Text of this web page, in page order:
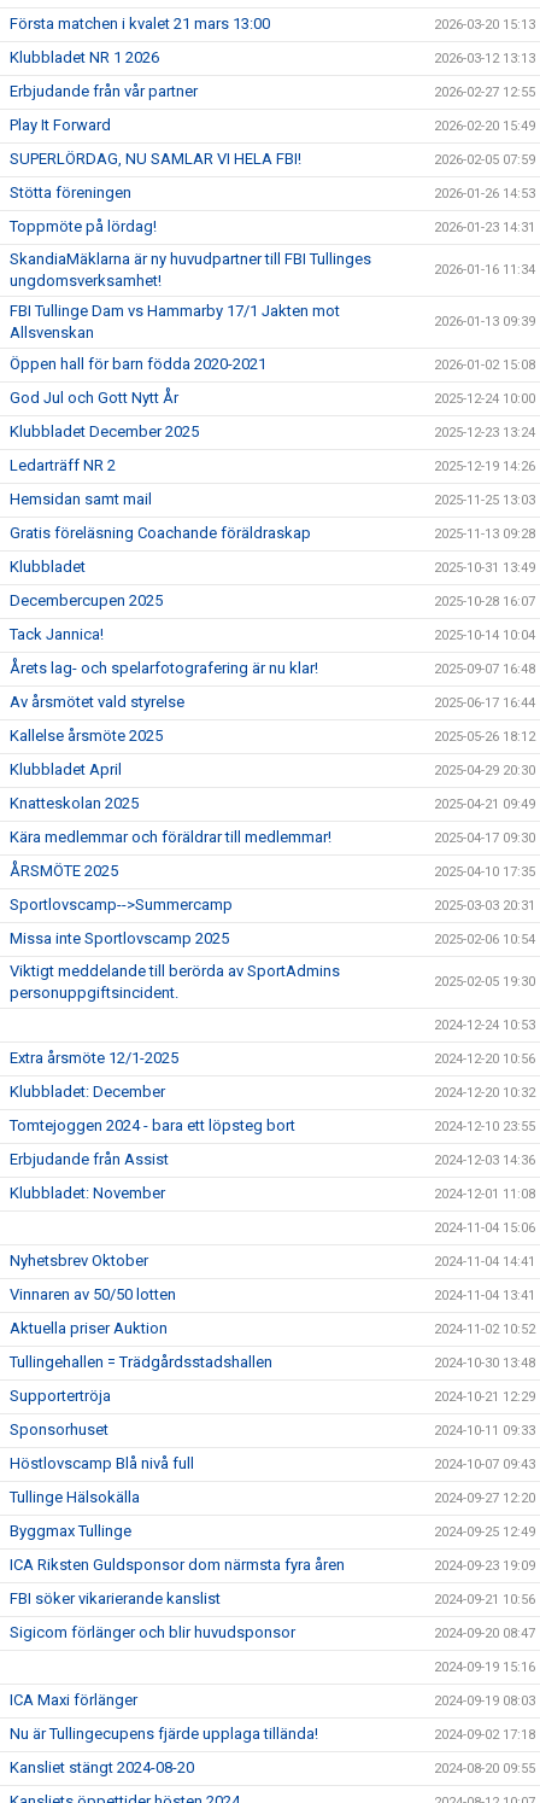
Första matchen i kvalet 21 mars 13:00 2026-03-20 15:13
Klubbladet NR 1 2026 2026-03-12 13:13
Erbjudande från vår partner 2026-02-27 12:55
Play It Forward 2026-02-20 15:49
SUPERLÖRDAG, NU SAMLAR VI HELA FBI! 2026-02-05 07:59
Stötta föreningen 2026-01-26 14:53
Toppmöte på lördag! 2026-01-23 14:31
SkandiaMäklarna är ny huvudpartner till FBI Tullinges
ungdomsverksamhet!
2026-01-16 11:34
FBI Tullinge Dam vs Hammarby 17/1 Jakten mot
Allsvenskan
2026-01-13 09:39
Öppen hall för barn födda 2020-2021 2026-01-02 15:08
God Jul och Gott Nytt År 2025-12-24 10:00
Klubbladet December 2025 2025-12-23 13:24
Ledarträff NR 2 2025-12-19 14:26
Hemsidan samt mail 2025-11-25 13:03
Gratis föreläsning Coachande föräldraskap 2025-11-13 09:28
Klubbladet 2025-10-31 13:49
Decembercupen 2025 2025-10-28 16:07
Tack Jannica! 2025-10-14 10:04
Årets lag- och spelarfotografering är nu klar! 2025-09-07 16:48
Av årsmötet vald styrelse 2025-06-17 16:44
Kallelse årsmöte 2025 2025-05-26 18:12
Klubbladet April 2025-04-29 20:30
Knatteskolan 2025 2025-04-21 09:49
Kära medlemmar och föräldrar till medlemmar! 2025-04-17 09:30
ÅRSMÖTE 2025 2025-04-10 17:35
Sportlovscamp-->Summercamp 2025-03-03 20:31
Missa inte Sportlovscamp 2025 2025-02-06 10:54
Viktigt meddelande till berörda av SportAdmins
personuppgiftsincident.
2025-02-05 19:30
2024-12-24 10:53
Extra årsmöte 12/1-2025 2024-12-20 10:56
Klubbladet: December 2024-12-20 10:32
Tomtejoggen 2024 - bara ett löpsteg bort 2024-12-10 23:55
Erbjudande från Assist 2024-12-03 14:36
Klubbladet: November 2024-12-01 11:08
2024-11-04 15:06
Nyhetsbrev Oktober 2024-11-04 14:41
Vinnaren av 50/50 lotten 2024-11-04 13:41
Aktuella priser Auktion 2024-11-02 10:52
Tullingehallen = Trädgårdsstadshallen 2024-10-30 13:48
Supportertröja 2024-10-21 12:29
Sponsorhuset 2024-10-11 09:33
Höstlovscamp Blå nivå full 2024-10-07 09:43
Tullinge Hälsokälla 2024-09-27 12:20
Byggmax Tullinge 2024-09-25 12:49
ICA Riksten Guldsponsor dom närmsta fyra åren 2024-09-23 19:09
FBI söker vikarierande kanslist 2024-09-21 10:56
Sigicom förlänger och blir huvudsponsor 2024-09-20 08:47
2024-09-19 15:16
ICA Maxi förlänger 2024-09-19 08:03
Nu är Tullingecupens fjärde upplaga tillända! 2024-09-02 17:18
Kansliet stängt 2024-08-20 2024-08-20 09:55